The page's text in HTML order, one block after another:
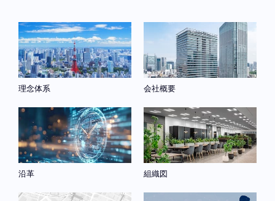
理念体系 会社概要
沿革 組織図